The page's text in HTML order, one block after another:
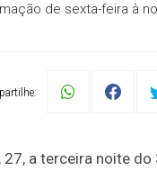
de sexta-feira à
a terceira noite do